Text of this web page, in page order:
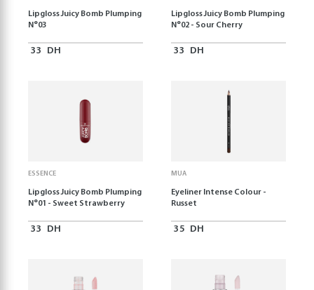
Lipgloss Juicy Bomb Plumping
N°03
33 DH
Lipgloss Juicy Bomb Plumping
N°02 - Sour Cherry
33 DH
ESSENCE
Lipgloss Juicy Bomb Plumping
N°01 - Sweet Strawberry
33 DH
MUA
Eyeliner Intense Colour -
Russet
35 DH